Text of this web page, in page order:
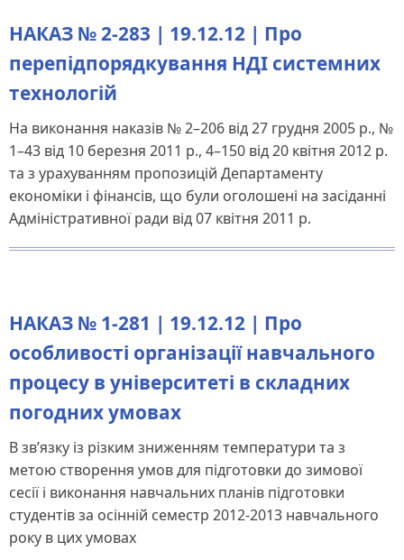
НАКАЗ № 2-283 | 19.12.12 | Про
перепідпорядкування НДІ системних
технологій
На виконання наказів № 2–206 від 27 грудня 2005 р., №
1–43 від 10 березня 2011 р., 4–150 від 20 квітня 2012 р.
та з урахуванням пропозицій Департаменту
економіки і фінансів, що були оголошені на засіданні
Адміністративної ради від 07 квітня 2011 р.
НАКАЗ № 1-281 | 19.12.12 | Про
особливості організації навчального
процесу в університеті в складних
погодних умовах
В зв’язку із різким зниженням температури та з
метою створення умов для підготовки до зимової
сесії і виконання навчальних планів підготовки
студентів за осінній семестр 2012-2013 навчального
року в цих умовах